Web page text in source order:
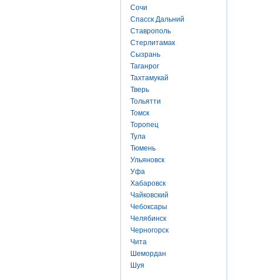
Сочи
Спасск Дальний
Ставрополь
Стерлитамак
Сызрань
Таганрог
Тахтамукай
Тверь
Тольятти
Томск
Торопец
Тула
Тюмень
Ульяновск
Уфа
Хабаровск
Чайковский
Чебоксары
Челябинск
Черногорск
Чита
Шемордан
Шуя